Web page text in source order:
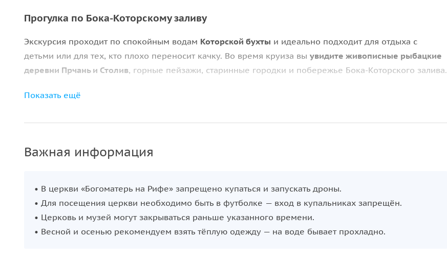
Прогулка по Бока-Которскому заливу
Экскурсия проходит по спокойным водам Которской бухты и идеально подходит для отдыха с
детьми или для тех, кто плохо переносит качку. Во время круиза вы увидите живописные рыбацкие
деревни Прчань и Столив, горные пейзажи, старинные городки и побережье Бока-Которского залива.
Первая остановка — знаменитый искусственный
время для прогулки и посещения музея.
Старинный Пераст
создают особую атмосферу старинного приморского города, который надолго останется в вашей
Показать ещё
Важная информация
• В церкви «Богоматерь на Рифе» запрещено купаться и запускать дроны.
• Для посещения церкви необходимо быть в футболке — вход в купальниках запрещён.
• Церковь и музей могут закрываться раньше указанного времени.
• Весной и осенью рекомендуем взять тёплую одежду — на воде бывает прохладно.